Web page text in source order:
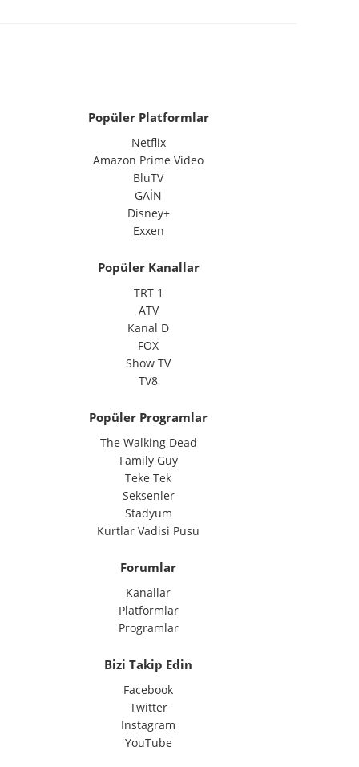
Popüler Platformlar
Netflix
Amazon Prime Video
BluTV
GAİN
Disney+
Exxen
Popüler Kanallar
TRT 1
ATV
Kanal D
FOX
Show TV
TV8
Popüler Programlar
The Walking Dead
Family Guy
Teke Tek
Seksenler
Stadyum
Kurtlar Vadisi Pusu
Forumlar
Kanallar
Platformlar
Programlar
Bizi Takip Edin
Facebook
Twitter
Instagram
YouTube